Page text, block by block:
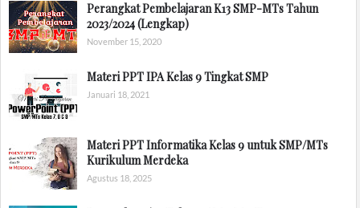
Perangkat Pembelajaran K13 SMP-MTs Tahun
2023/2024 (Lengkap)
November 15, 2020
Materi PPT IPA Kelas 9 Tingkat SMP
Januari 18, 2021
Materi PPT Informatika Kelas 9 untuk SMP/MTs
Kurikulum Merdeka
Agustus 18, 2025